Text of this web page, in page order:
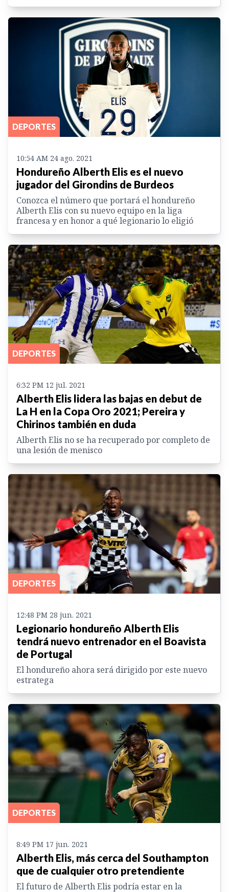
DEPORTES
10:54 AM 24 ago. 2021
Hondureño Alberth Elis es el nuevo
jugador del Girondins de Burdeos
Conozca el número que portará el hondureño
Alberth Elis con su nuevo equipo en la liga
francesa y en honor a qué legionario lo eligió
DEPORTES
6:32 PM 12 jul. 2021
Alberth Elis lidera las bajas en debut de
La H en la Copa Oro 2021; Pereira y
Chirinos también en duda
Alberth Elis no se ha recuperado por completo de
una lesión de menisco
DEPORTES
12:48 PM 28 jun. 2021
Legionario hondureño Alberth Elis
tendrá nuevo entrenador en el Boavista
de Portugal
El hondureño ahora será dirigido por este nuevo
estratega
DEPORTES
8:49 PM 17 jun. 2021
Alberth Elis, más cerca del Southampton
que de cualquier otro pretendiente
El futuro de Alberth Elis podría estar en la